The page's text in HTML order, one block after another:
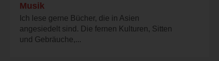
Musik
Ich lese gerne Bücher, die in Asien
angesiedelt sind. Die fernen Kulturen, Sitten
und Gebräuche,...